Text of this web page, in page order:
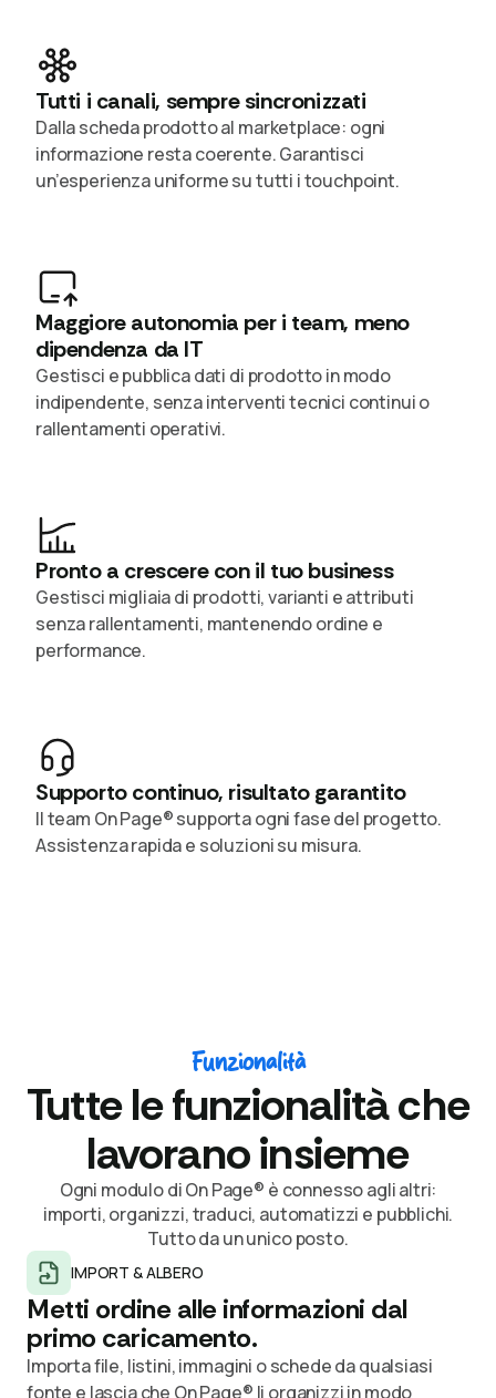
Tutti i canali, sempre sincronizzati
Dalla scheda prodotto al marketplace: ogni
informazione resta coerente. Garantisci
un’esperienza uniforme su tutti i touchpoint.
Maggiore autonomia per i team, meno
dipendenza da IT
Gestisci e pubblica dati di prodotto in modo
indipendente, senza interventi tecnici continui o
rallentamenti operativi.
Pronto a crescere con il tuo business
Gestisci migliaia di prodotti, varianti e attributi
senza rallentamenti, mantenendo ordine e
performance.
Supporto continuo, risultato garantito
Il team On Page® supporta ogni fase del progetto.
Assistenza rapida e soluzioni su misura.
Funzionalità
Tutte le funzionalità che
lavorano insieme
Ogni modulo di On Page® è connesso agli altri:
importi, organizzi, traduci, automatizzi e pubblichi.
Tutto da un unico posto.
IMPORT & ALBERO
Metti ordine alle informazioni dal
primo caricamento.
Importa file, listini, immagini o schede da qualsiasi
fonte e lascia che On Page® li organizzi in modo